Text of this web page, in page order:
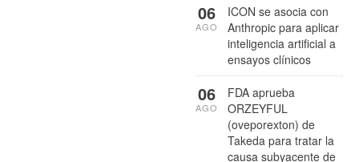
ICON se asocia con
Anthropic para aplicar
inteligencia artificial a
ensayos clínicos
06
AGO
FDA aprueba
ORZEYFUL
(oveporexton) de
Takeda para tratar la
causa subyacente de
06
AGO